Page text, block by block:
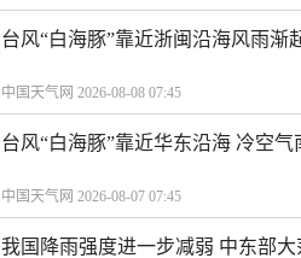
台风“白海豚”靠近浙闽沿海风雨渐
中国天气网 2026-08-08 07:45
台风“白海豚”靠近华东沿海 冷空
中国天气网 2026-08-07 07:45
我国降雨强度进一步减弱 中东部